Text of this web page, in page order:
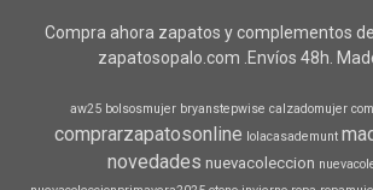
Compra ahora zapatos y complementos
zapatosopalo.com .Envíos 48h.
aw25 bolsosmujer bryanstepwise calzadomujer
comprarzapatosonline lolacasademunt
novedades nuevacoleccion